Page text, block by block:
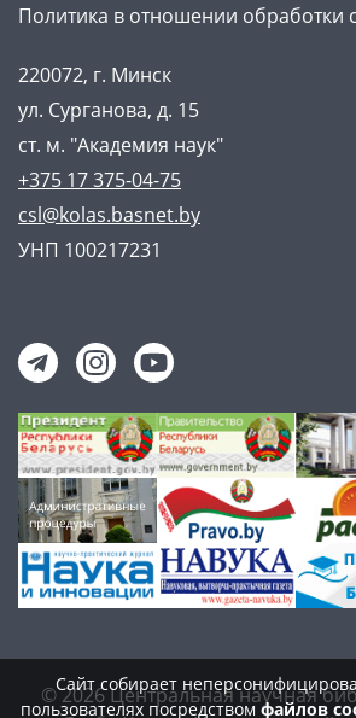
Политика в отношении обработки
220072, г. Минск
ул. Сурганова, д. 15
ст. м. "Академия наук"
+375 17 375-04-75
csl@kolas.basnet.by
УНП 100217231
© 2026 Центральная научная
Сайт собирает
пользователях посредствомфайлов